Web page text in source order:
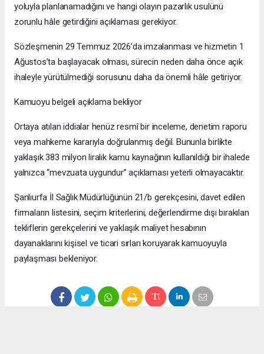
yoluyla planlanamadığını ve hangi olayın pazarlık usulünü
zorunlu hâle getirdiğini açıklaması gerekiyor.
Sözleşmenin 29 Temmuz 2026’da imzalanması ve hizmetin 1
Ağustos’ta başlayacak olması, sürecin neden daha önce açık
ihaleyle yürütülmediği sorusunu daha da önemli hâle getiriyor.
Kamuoyu belgeli açıklama bekliyor
Ortaya atılan iddialar henüz resmî bir inceleme, denetim raporu
veya mahkeme kararıyla doğrulanmış değil. Bununla birlikte
yaklaşık 383 milyon liralık kamu kaynağının kullanıldığı bir ihalede
yalnızca “mevzuata uygundur” açıklaması yeterli olmayacaktır.
Şanlıurfa İl Sağlık Müdürlüğünün 21/b gerekçesini, davet edilen
firmaların listesini, seçim kriterlerini, değerlendirme dışı bırakılan
tekliflerin gerekçelerini ve yaklaşık maliyet hesabının
dayanaklarını kişisel ve ticari sırları koruyarak kamuoyuyla
paylaşması bekleniyor.